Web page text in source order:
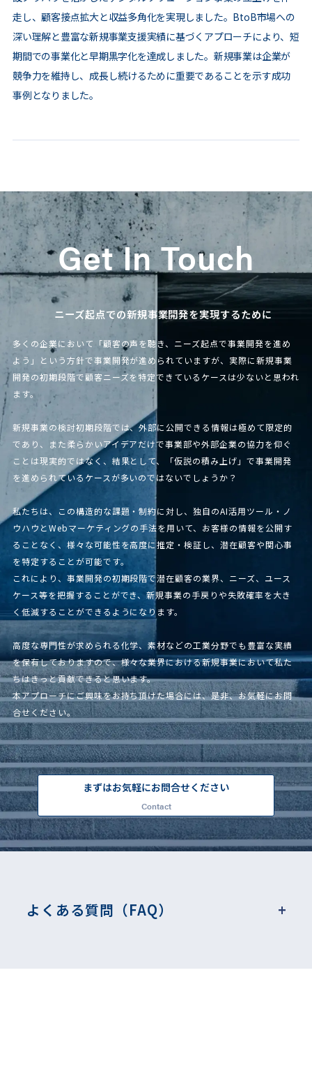
走し、顧客接点拡大と収益多角化を実現しました。BtoB市場への
深い理解と豊富な新規事業支援実績に基づくアプローチにより、短
期間での事業化と早期黒字化を達成しました。新規事業は企業が
競争力を維持し、成長し続けるために重要であることを示す成功
事例となりました。
Get In Touch
ニーズ起点での新規事業開発を実現するために
多くの企業において「顧客の声を聴き、ニーズ起点で事業開発を進め
よう」という方針で事業開発が進められていますが、実際に新規事業
開発の初期段階で顧客ニーズを特定できているケースは少ないと思われ
ます。
新規事業の検討初期段階では、外部に公開できる情報は極めて限定的
であり、また柔らかいアイデアだけで事業部や外部企業の協力を仰ぐ
ことは現実的ではなく、結果として、「仮説の積み上げ」で事業開発
を進められているケースが多いのではないでしょうか？
私たちは、この構造的な課題・制約に対し、独自のAI活用ツール・ノ
ウハウとWebマーケティングの手法を用いて、お客様の情報を公開す
ることなく、様々な可能性を高度に推定・検証し、潜在顧客や関心事
を特定することが可能です。
これにより、事業開発の初期段階で潜在顧客の業界、ニーズ、ユース
ケース等を把握することができ、新規事業の手戻りや失敗確率を大き
く低減することができるようになります。
高度な専門性が求められる化学、素材などの工業分野でも豊富な実績
を保有しておりますので、様々な業界における新規事業において私た
ちはきっと貢献できると思います。
本アプローチにご興味をお持ち頂けた場合には、是非、お気軽にお問
合せください。
まずはお気軽にお問合せください
Contact
よくある質問（FAQ）